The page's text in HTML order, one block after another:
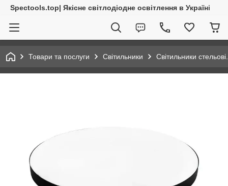
Spectools.top| Якісне світлодіодне освітлення в Україні
Товари та послуги Світильники Світильники